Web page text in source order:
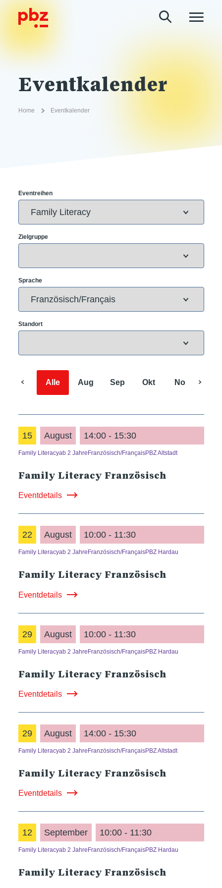
Eventkalender
Home Eventkalender
Eventreihen
Zielgruppe
Sprache
Standort
Alle Aug Sep Okt Nov
15 August 14:00 - 15:30
Family Literacyab 2 Jahre Französisch/FrançaisPBZ Altstadt
Family Literacy Französisch
Eventdetails
22 August 10:00 - 11:30
Family Literacyab 2 Jahre Französisch/FrançaisPBZ Hardau
Family Literacy Französisch
Eventdetails
29 August 10:00 - 11:30
Family Literacyab 2 JahreFranzösisch/FrançaisPBZ Hardau
Family Literacy Französisch
Eventdetails
29 August 14:00 - 15:30
Family Literacyab 2 JahreFranzösisch/FrançaisPBZ Altstadt
Family Literacy Französisch
Eventdetails
12 September 10:00 - 11:30
Family Literacyab 2 Jahre Französisch/FrançaisPBZ Hardau
Family Literacy Französisch